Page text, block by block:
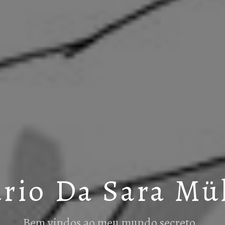
Da Sara